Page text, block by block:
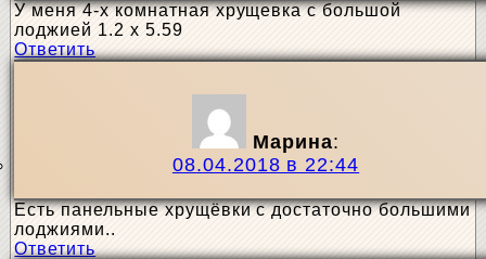
У меня 4-х комнатная хрущевка с большой
лоджией 1.2 х 5.59
Ответить
Марина:
08.04.2018 в 22:44
Есть панельные хрущёвки с достаточно большими
лоджиями..
Ответить